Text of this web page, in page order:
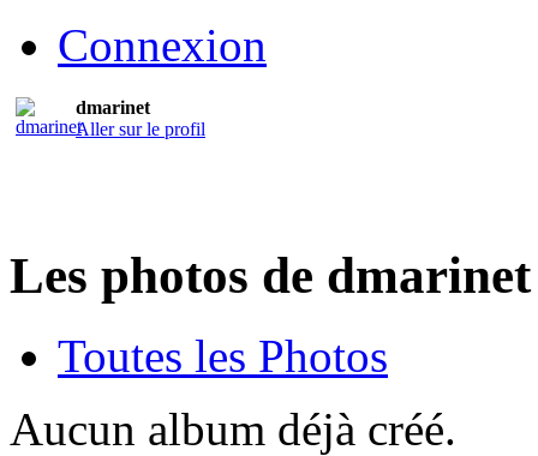
Connexion
dmarinet
Aller sur le profil
Les photos de dmarinet
Toutes les Photos
Aucun album déjà créé.